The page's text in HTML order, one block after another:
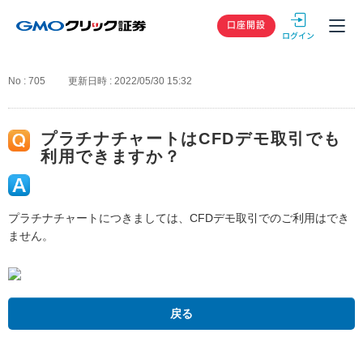
GMOクリック
口座開設
No : 705 更新日時 : 2022/05/30 15:32
プラチナチャートはCFDデモ取引でも
利用できますか？
プラチナチャートにつきましては、CFDデモ取引でのご利用はでき
ません。
戻る